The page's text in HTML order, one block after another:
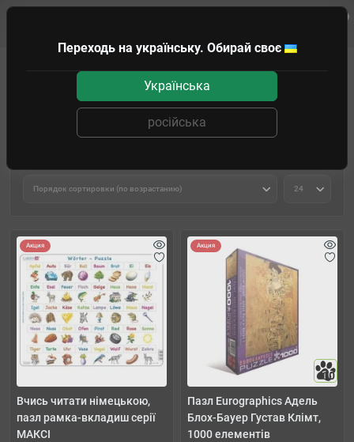
Фильтр товаров
Акция
Вчись читати німецькою,
пазл рамка-вкладиш серії
МАКСІ
Акция
10
Пазл Eurographics Адель
Блох-Бауер Густав Клімт,
1000 елементів
Переходь на українську. Обирай своє
Українська
російська